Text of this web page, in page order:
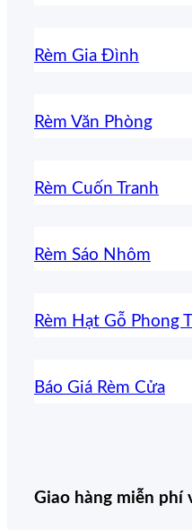
Rèm Gia Đình
Rèm Văn Phòng
Rèm Cuốn Tranh
Rèm Sáo Nhôm
Rèm Hạt Gỗ Phong
Báo Giá Rèm Cửa
Giao hàng miễn phí